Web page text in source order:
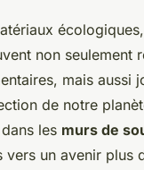
non seulement
mais aussi
de notre
les murs de
vers un avenir plus